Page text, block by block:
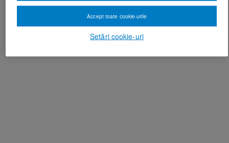
Setări cookie-uri
Accept toate cookie-urile